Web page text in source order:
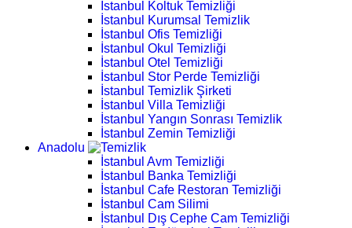
İstanbul Koltuk Temizliği
İstanbul Kurumsal Temizlik
İstanbul Ofis Temizliği
İstanbul Okul Temizliği
İstanbul Otel Temizliği
İstanbul Stor Perde Temizliği
İstanbul Temizlik Şirketi
İstanbul Villa Temizliği
İstanbul Yangın Sonrası Temizlik
İstanbul Zemin Temizliği
Anadolu
İstanbul Avm Temizliği
İstanbul Banka Temizliği
İstanbul Cafe Restoran Temizliği
İstanbul Cam Silimi
İstanbul Dış Cephe Cam Temizliği